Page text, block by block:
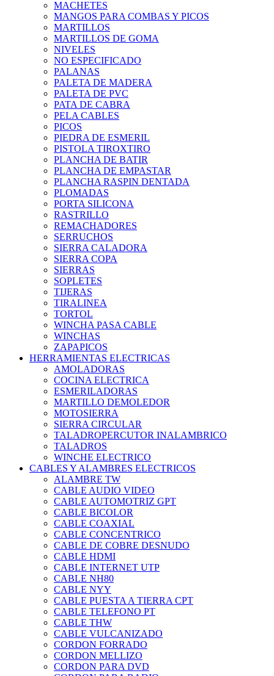
MACHETES
MANGOS PARA COMBAS Y PICOS
MARTILLOS
MARTILLOS DE GOMA
NIVELES
NO ESPECIFICADO
PALANAS
PALETA DE MADERA
PALETA DE PVC
PATA DE CABRA
PELA CABLES
PICOS
PIEDRA DE ESMERIL
PISTOLA TIROXTIRO
PLANCHA DE BATIR
PLANCHA DE EMPASTAR
PLANCHA RASPIN DENTADA
PLOMADAS
PORTA SILICONA
RASTRILLO
REMACHADORES
SERRUCHOS
SIERRA CALADORA
SIERRA COPA
SIERRAS
SOPLETES
TIJERAS
TIRALINEA
TORTOL
WINCHA PASA CABLE
WINCHAS
ZAPAPICOS
HERRAMIENTAS ELECTRICAS
AMOLADORAS
COCINA ELECTRICA
ESMERILADORAS
MARTILLO DEMOLEDOR
MOTOSIERRA
SIERRA CIRCULAR
TALADROPERCUTOR INALAMBRICO
TALADROS
WINCHE ELECTRICO
CABLES Y ALAMBRES ELECTRICOS
ALAMBRE TW
CABLE AUDIO VIDEO
CABLE AUTOMOTRIZ GPT
CABLE BICOLOR
CABLE COAXIAL
CABLE CONCENTRICO
CABLE DE COBRE DESNUDO
CABLE HDMI
CABLE INTERNET UTP
CABLE NH80
CABLE NYY
CABLE PUESTA A TIERRA CPT
CABLE TELEFONO PT
CABLE THW
CABLE VULCANIZADO
CORDON FORRADO
CORDON MELLIZO
CORDON PARA DVD